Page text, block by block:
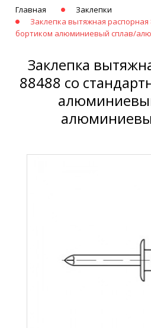
Главная
Заклепки
Заклепка вытяжная распорная
бортиком алюминиевый сплав/
Заклепка
88488 со